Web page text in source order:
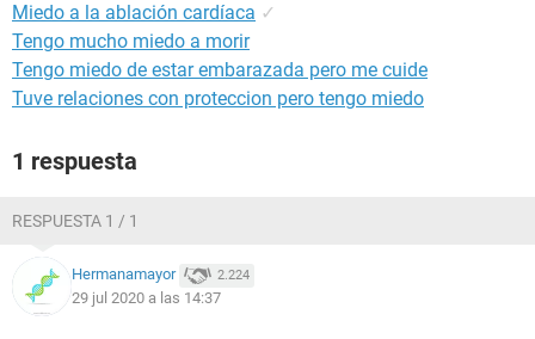
Miedo a la ablación cardíaca ✓
Tengo mucho miedo a morir
Tengo miedo de estar embarazada pero me cuide
Tuve relaciones con proteccion pero tengo miedo
1 respuesta
RESPUESTA 1 / 1
Hermanamayor 2.224
29 jul 2020 a las 14:37